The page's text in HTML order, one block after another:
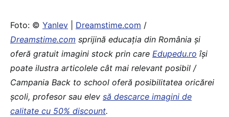
Foto: © Yanlev Dreamstime.com /
Dreamstime.com sprijină educaţia din România şi
oferă gratuit imagini stock prin care Edupedu.ro îşi
poate ilustra articolele cât mai relevant posibil /
Campania Back to school oferă posibilitatea oricărei
școli, profesor sau elev să descarce imagini de
calitate cu 50% discount.